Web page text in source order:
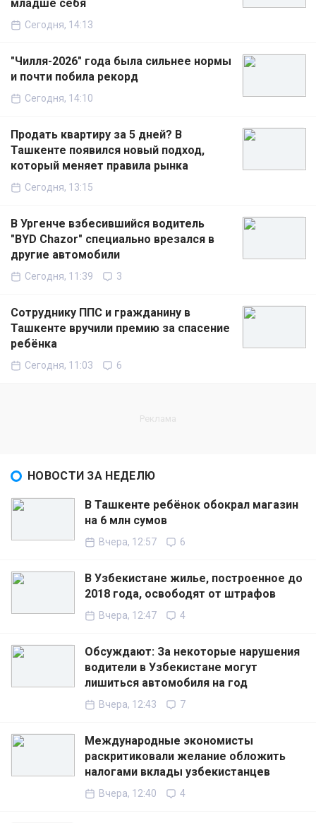
младше себя
Сегодня, 14:13
"Чилля-2026" года была сильнее нормы
и почти побила рекорд
Сегодня, 14:10
Продать квартиру за 5 дней? В
Ташкенте появился новый подход,
который меняет правила рынка
Сегодня, 13:15
В Ургенче взбесившийся водитель
"BYD Chazor" специально врезался в
другие автомобили
Сегодня, 11:39 3
Сотруднику ППС и гражданину в
Ташкенте вручили премию за спасение
ребёнка
Сегодня, 11:03 6
НОВОСТИ ЗА НЕДЕЛЮ
В Ташкенте ребёнок обокрал магазин
на 6 млн сумов
Вчера, 12:57 6
В Узбекистане жилье, построенное до
2018 года, освободят от штрафов
Вчера, 12:47 4
Обсуждают: За некоторые нарушения
водители в Узбекистане могут
лишиться автомобиля на год
Вчера, 12:43 7
Международные экономисты
раскритиковали желание обложить
налогами вклады узбекистанцев
Вчера, 12:40 4